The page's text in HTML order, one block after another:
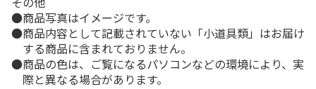
商品写真はイメージです。
商品内容として記載されていない「小道具類」はお届け
する商品に含まれておりません。
商品の色は、ご覧になるパソコンなどの環境により、実
際と異なる場合があります。